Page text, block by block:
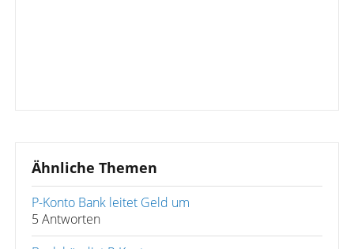
Ähnliche Themen
P-Konto Bank leitet Geld um
5 Antworten